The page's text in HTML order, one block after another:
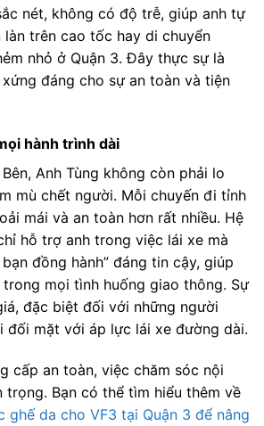
nét, không có độ trễ, giúp anh tự
làn trên cao tốc hay di chuyển
nhỏ ở Quận 3. Đây thực sự là
đáng cho sự an toàn và tiện
hành trình dài
Anh Tùng không còn phải lo
mù chết người. Mỗi chuyến đi tỉnh
mái và an toàn hơn rất nhiều. Hệ
hỗ trợ anh trong việc lái xe mà
đồng hành” đáng tin cậy, giúp
mọi tình huống giao thông. Sự
đặc biệt đối với những người
đối mặt với áp lực lái xe đường dài.
cấp an toàn, việc chăm sóc nội
trọng. Bạn có thể tìm hiểu thêm về
ghế da cho VF3 tại Quận 3 để nâng